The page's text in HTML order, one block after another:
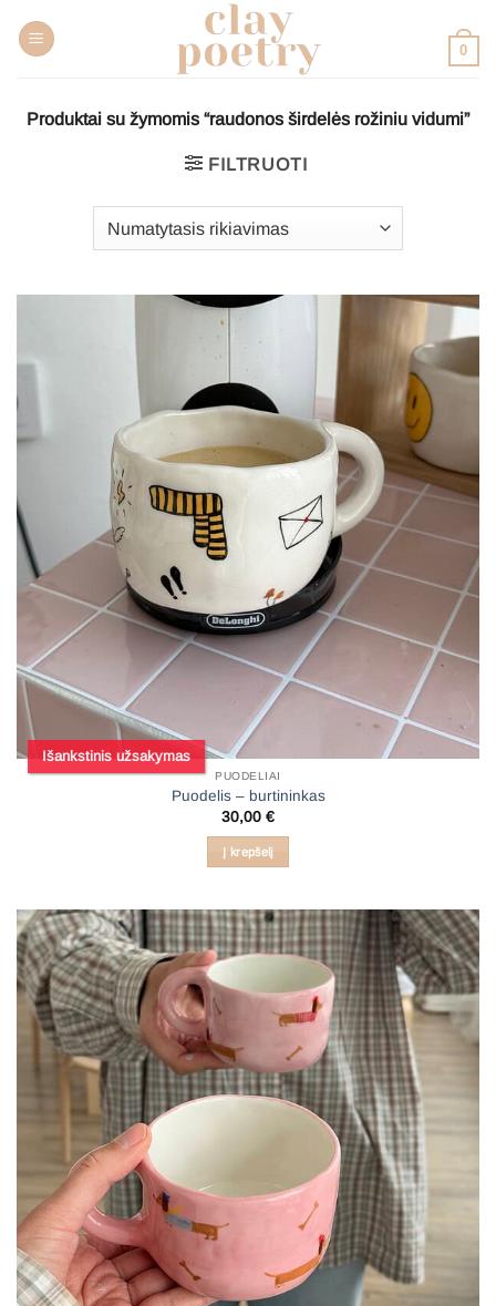
prie
0
Produktai su žymomis “raudonos širdelės rožiniu vidumi”
FILTRUOTI
PUODELIAI
Išankstinis užsakymas
Puodelis – burtininkas
30,00 €
Į krepšelį